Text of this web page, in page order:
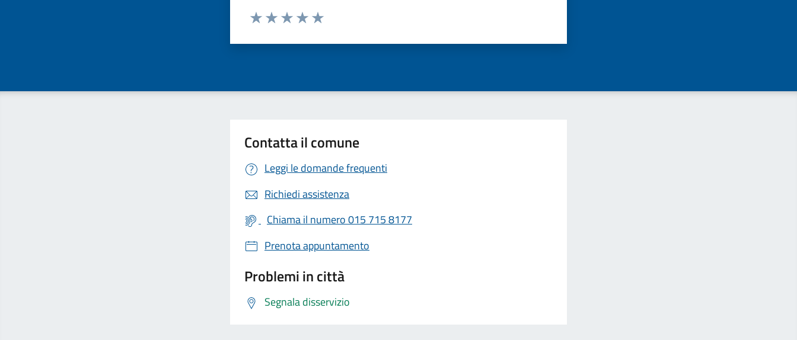
Valuta da 1 a 5 stelle la pagina
Contatta il comune
Leggi le domande frequenti
Richiedi assistenza
Chiama il numero 015 715 8177
Prenota appuntamento
Problemi in città
Segnala disservizio